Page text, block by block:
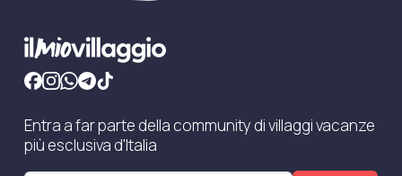
Entra a far parte della community di villaggi vacanze
più esclusiva d'Italia